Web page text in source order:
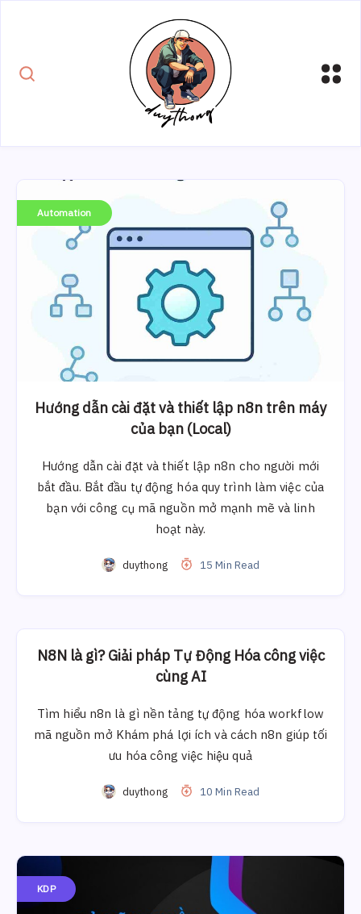
Automation
Hướng dẫn cài đặt và thiết lập n8n trên máy
của bạn (Local)
Hướng dẫn cài đặt và thiết lập n8n cho người mới
bắt đầu. Bắt đầu tự động hóa quy trình làm việc của
bạn với công cụ mã nguồn mở mạnh mẽ và linh
hoạt này.
duythong 15 Min Read
N8N là gì? Giải pháp Tự Động Hóa công việc
cùng AI
Tìm hiểu n8n là gì nền tảng tự động hóa workflow
mã nguồn mở Khám phá lợi ích và cách n8n giúp tối
ưu hóa công việc hiệu quả
duythong 10 Min Read
KDP